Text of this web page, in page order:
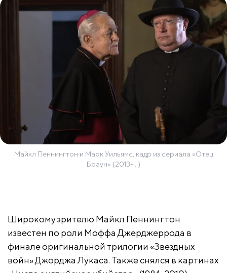
Майкл Пеннингтон и Марк Уильямс, кадр из сериала «Отец
Браун» (2013-...)
Широкому зрителю Майкл Пеннингтон
известен по роли Моффа Джерджеррода в
финале оригинальной трилогии «Звездных
войн» Джорджа Лукаса. Также снялся в картинах